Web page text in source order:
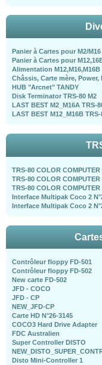
Panier à Cartes pour M2/M16
Panier à Cartes pour
Alimentation M12,M16,M16B
Châssis, Carte mère, Power,
HUB "Arcnet" TANDY
Disk Terminator TRS-80 M2
LAST BEST M2_M16A TRS-
LAST BEST M12_M16B TRS-
TRS-80 COLOR COMPUTER
TRS-80 COLOR COMPUTER
TRS-80 COLOR COMPUTER
Interface Multipak Coco 2
Interface Multipak Coco 2
Contrôleur floppy FD-501
Contrôleur floppy FD-502
New carte FD-502
JFD - COCO
JFD - CP
NEW_JFD-CP
Carte HD N°26-3145
COCO3 Hard Drive Adapter
FDC Australien
Super Controller DISTO
Disto Mini-Controller 1